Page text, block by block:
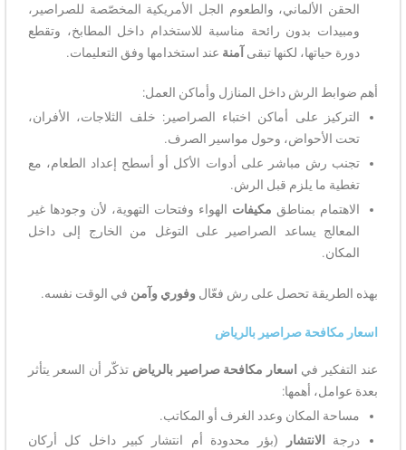
الحقن الألماني، والطعوم الجل الأمريكية المخصّصة للصراصير،
ومبيدات بدون رائحة مناسبة للاستخدام داخل المطابخ، وتقطع
دورة حياتها، لكنها تبقى آمنةعند استخدامها وفق التعليمات.
أهم ضوابط الرش داخل المنازل وأماكن العمل:
التركيز على أماكن اختباء الصراصير: خلف الثلاجات، الأفران،
تحت الأحواض، وحول مواسير الصرف.
تجنب رش مباشر على أدوات الأكل أو أسطح إعداد الطعام، مع
تغطية ما يلزم قبل الرش.
الاهتمام بمناطق مكيفاتالهواء وفتحات التهوية، لأن وجودها غير
المعالج يساعد الصراصير على التوغل من الخارج إلى داخل
المكان.
بهذه الطريقة تحصل على رش فعّال وفوري وآمنفي الوقت نفسه.
اسعار مكافحة صراصير بالرياض
عند التفكير في اسعار مكافحة صراصير بالرياضتذكّر أن السعر يتأثر
بعدة عوامل، أهمها:
مساحة المكان وعدد الغرف أو المكاتب.
درجة
الانتشار (بؤر محدودة أم انتشار كبير داخل كل أركان